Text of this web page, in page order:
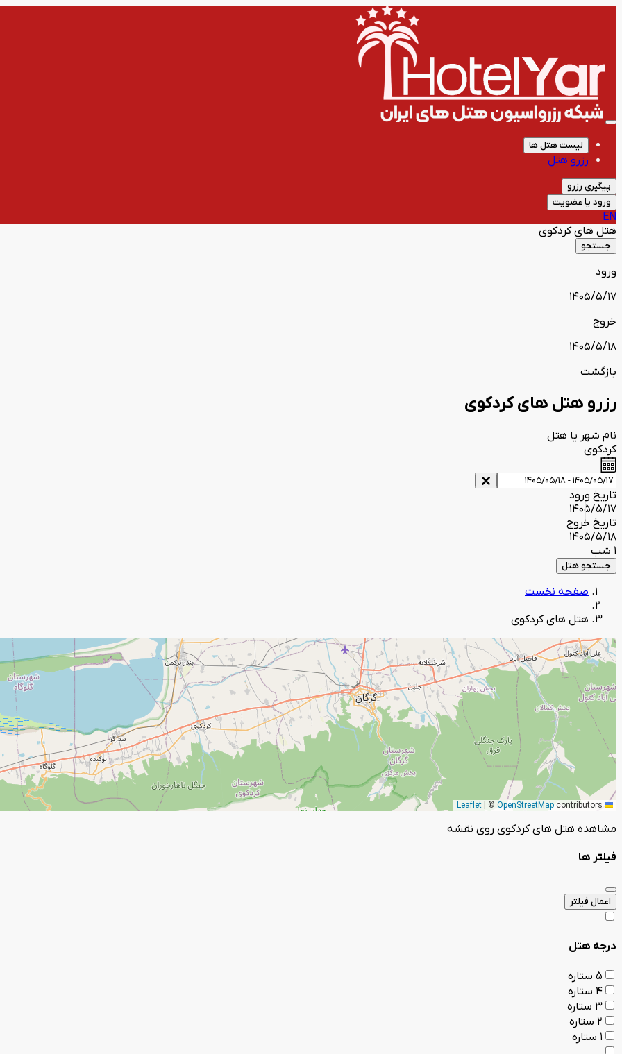
لیست هتل ها
رزرو هتل
پیگیری رزرو
ورود یا عضویت
EN
هتل هایکردکوی
جستجو
ورود
1405/5/17
خروج
1405/5/18
بازگشت
رزرو هتل های کردکوی
نام شهر یا هتل
کردکوی
تاریخ ورود
1405/5/17
تاریخ خروج
1405/5/18
1 شب
جستجو هتل
صفحه نخست
هتل های کردکوی
© OpenStreetMap contributors
مشاهده هتل های کردکوی روی نقشه
فیلتر ها
اعمال فیلتر
درجه هتل
5 ستاره
4 ستاره
3 ستاره
2 ستاره
1 ستاره